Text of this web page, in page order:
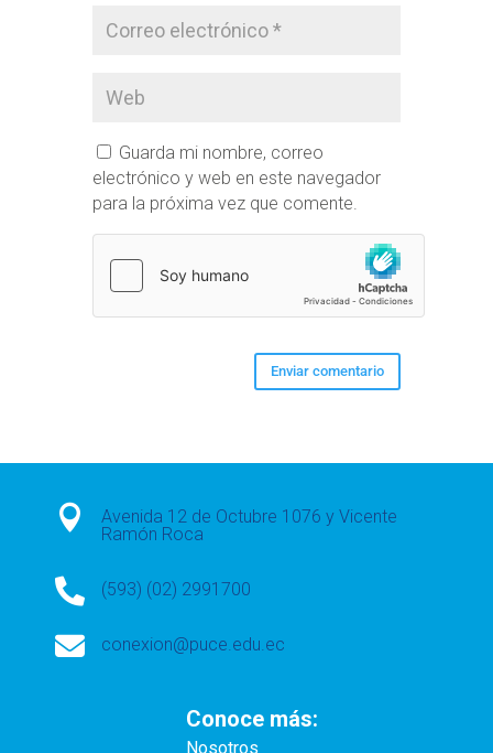
Guarda mi nombre, correo
electrónico y web en este navegador
para la próxima vez que comente.

Avenida 12 de Octubre 1076 y Vicente
Ramón Roca
 (593) (02) 2991700
 conexion@puce.edu.ec
Conoce más:
Nosotros